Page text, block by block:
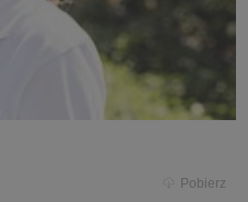
Pobierz